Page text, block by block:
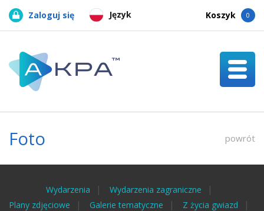
Język
Zaloguj się Koszyk 0
Foto powrót
Wydarzenia
Wydarzenia zagraniczne
Plany zdjęciowe
Galerie tematyczne
Z życia gwiazd